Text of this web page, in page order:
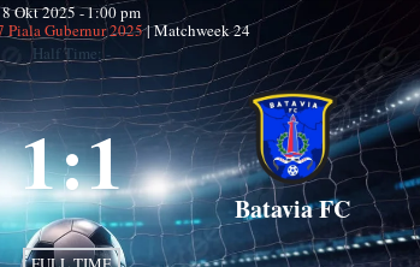
8 Okt 2025 -1:00 pm
Piala Gubernur 2025| Matchweek 24
Half Time: -
1:1 Batavia FC